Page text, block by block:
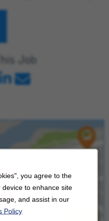
you agree to the
to enhance site
and assist in our
Policy
Job